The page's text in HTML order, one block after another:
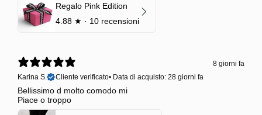
Regalo Pink Edition
4.88 ★ · 10 recensioni
8 giorni fa
Karina S.
Cliente verificato• Data di acquisto: 28 giorni fa
Bellissimo d molto comodo mi
Piace o troppo